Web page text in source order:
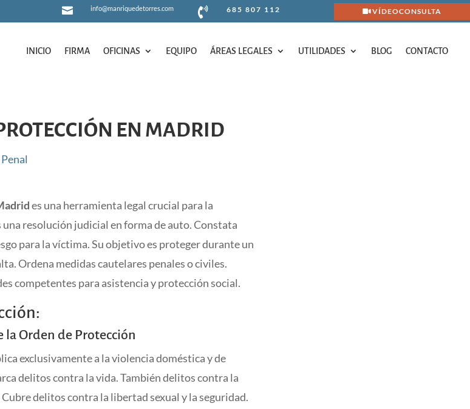
 info@manriquedetorres.com  685 807 112 VÍDEOCONSULTA
INICIO FIRMA OFICINAS EQUIPO ÁREAS LEGALES UTILIDADES BLOG CONTACTO
EQUIPO
EN MADRID
Penal
es una herramienta legal crucial para la
una resolución judicial en forma de auto. Constata
para la víctima. Su objetivo es proteger durante un
Ordena medidas cautelares penales o civiles.
competentes para asistencia y protección social.
Orden de Protección
exclusivamente a la violencia doméstica y de
delitos contra la vida. También delitos contra la
delitos contra la libertad sexual y la seguridad.